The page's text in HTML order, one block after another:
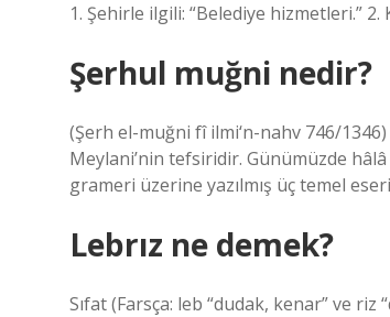
1. Şehirle ilgili: “Belediye hizmetleri.”
Şerhul muğni nedir?
(Şerh el-muğni fî ilmi‘n-nahv 746/
Meylani’nin tefsiridir. Günümüzde
grameri üzerine yazılmış üç temel
Lebrız ne demek?
Sıfat (Farsça: leb “dudak, kenar” ve